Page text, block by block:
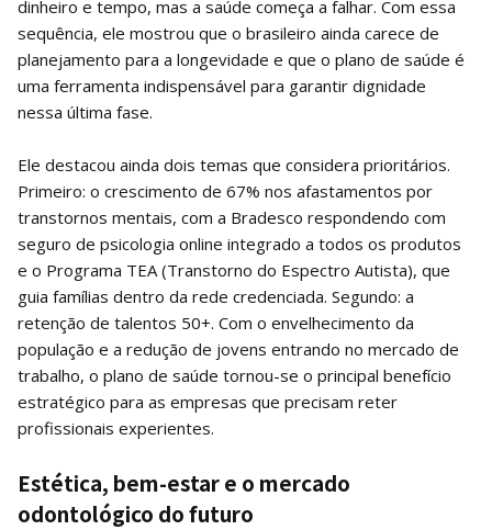
dinheiro e tempo, mas a saúde começa a falhar. Com essa
sequência, ele mostrou que o brasileiro ainda carece de
planejamento para a longevidade e que o plano de saúde é
uma ferramenta indispensável para garantir dignidade
nessa última fase.
Ele destacou ainda dois temas que considera prioritários.
Primeiro: o crescimento de 67% nos afastamentos por
transtornos mentais, com a Bradesco respondendo com
seguro de psicologia online integrado a todos os produtos
e o Programa TEA (Transtorno do Espectro Autista), que
guia famílias dentro da rede credenciada. Segundo: a
retenção de talentos 50+. Com o envelhecimento da
população e a redução de jovens entrando no mercado de
trabalho, o plano de saúde tornou-se o principal benefício
estratégico para as empresas que precisam reter
profissionais experientes.
Estética, bem-estar e o mercado
odontológico do futuro